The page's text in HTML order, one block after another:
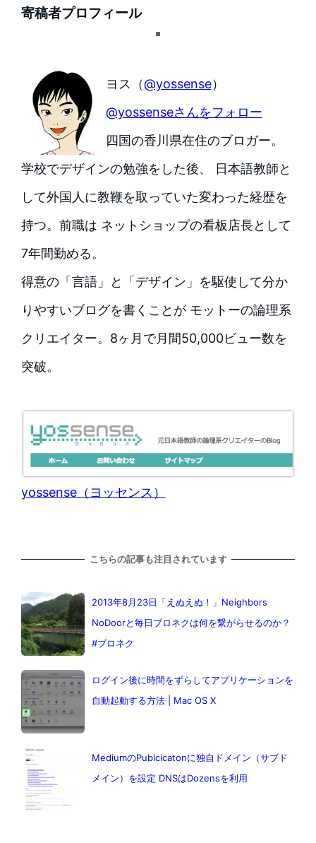
寄稿者プロフィール
ヨス（@yossense）
@yossenseさんをフォロー
四国の香川県在住のブロガー。
学校でデザインの勉強をした後、 日本語教師と
して外国人に教鞭を取っていた変わった経歴を
持つ。前職は ネットショップの看板店長として
7年間勤める。
得意の「言語」と「デザイン」を駆使して分か
りやすいブログを書くことが モットーの論理系
クリエイター。8ヶ月で月間50,000ビュー数を
突破。
yossense（ヨッセンス）
こちらの記事も注目されています
2013年8月23日「えぬえぬ！」Neighbors
NoDoorと毎日ブロネクは何を繋がらせるのか？
#ブロネク
ログイン後に時間をずらしてアプリケーションを
自動起動する方法 | Mac OS X
MediumのPublcicatonに独自ドメイン（サブド
メイン）を設定 DNSはDozensを利用